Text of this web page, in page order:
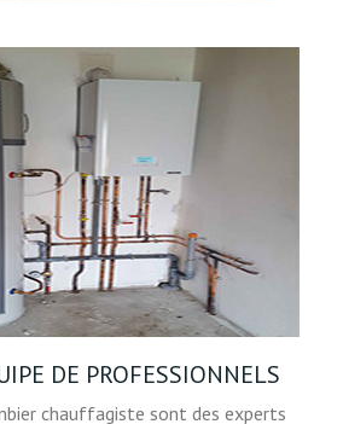
DE PROFESSIONNELS
chauffagiste sont des experts